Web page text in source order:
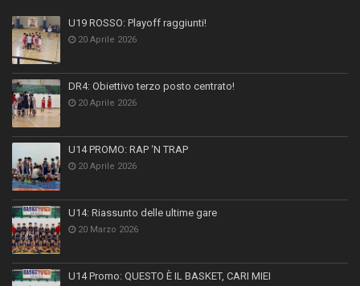
U19 ROSSO: Playoff raggiunti!
20 Aprile 2026
DR4: Obiettivo terzo posto centrato!
20 Aprile 2026
U14 PROMO: RAP ‘N TRAP
20 Aprile 2026
U14: Riassunto delle ultime gare
20 Marzo 2026
U14 Promo: QUESTO È IL BASKET, CARI MIEI